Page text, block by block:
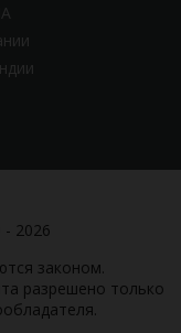
- 2026
законом.
разрешено только